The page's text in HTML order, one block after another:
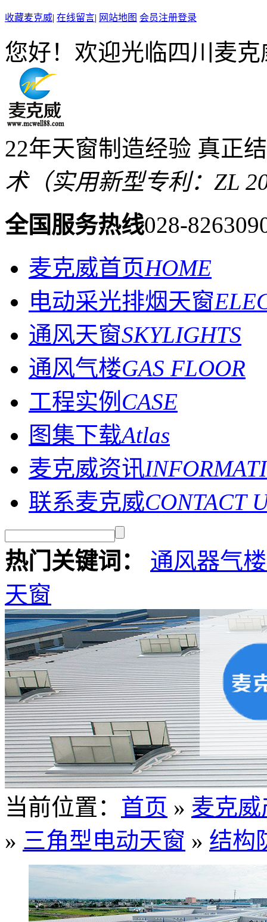
收藏麦克威| 在线留言| 网站地图 会员注册登录
您好！欢迎光临四川麦
22年天窗制造经验 真正
术（实用新型专利：ZL
全国服务热线028-
麦克威首页HOME
电动采光排烟天窗
通风天窗SKYLIGHTS
通风气楼GAS FLOOR
工程实例 CASE
图集下载Atlas
麦克威资讯
联系麦克威CONTACT
热门关键词： 通风器气楼
天窗
当前位置： 首页 » 麦克
» 三角型电动天窗 » 结构